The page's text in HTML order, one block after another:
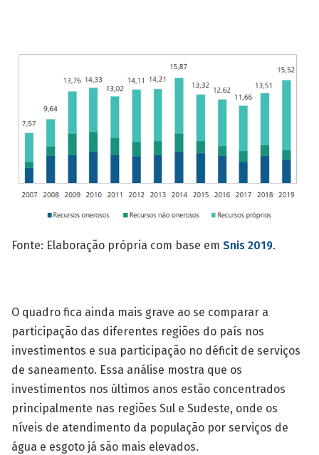
Fonte: Elaboração própria com base em Snis 2019.
O quadro fica ainda mais grave ao se comparar a
participação das diferentes regiões do país nos
investimentos e sua participação no déficit de serviços
de saneamento. Essa análise mostra que os
investimentos nos últimos anos estão concentrados
principalmente nas regiões Sul e Sudeste, onde os
níveis de atendimento da população por serviços de
água e esgoto já são mais elevados.